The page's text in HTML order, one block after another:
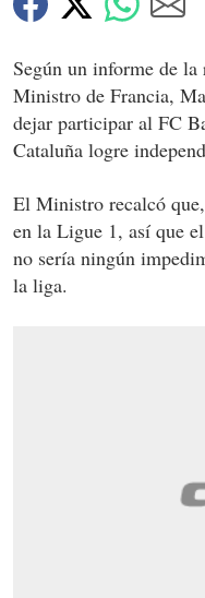
Según un informe de la
Ministro de Francia,
dejar participar al FC
Cataluña logre
El Ministro recalcó
en la Ligue 1, así que
no sería ningún
la liga.